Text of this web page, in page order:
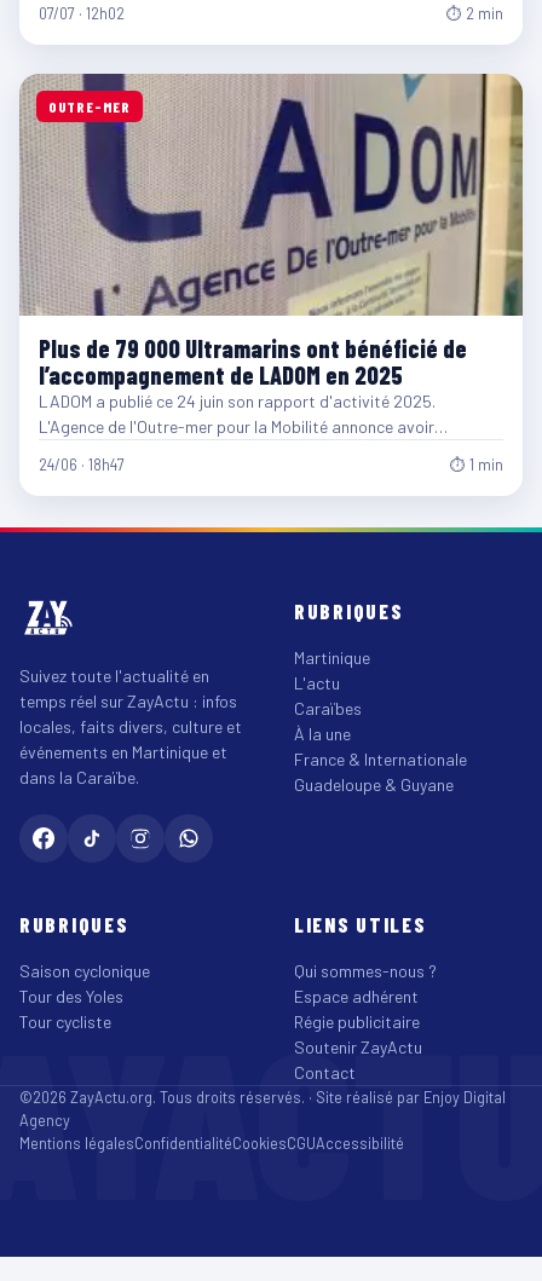
07/07 · 12h02 ⏱ 2 min
OUTRE-MER
Plus de 79 000 Ultramarins ont bénéficié de
l’accompagnement de LADOM en 2025
LADOM a publié ce 24 juin son rapport d'activité 2025.
L'Agence de l'Outre-mer pour la Mobilité annonce avoir…
24/06 · 18h47 ⏱ 1 min
Suivez toute l'actualité en
temps réel sur ZayActu : infos
locales, faits divers, culture et
événements en Martinique et
dans la Caraïbe.
RUBRIQUES
Martinique
L'actu
Caraïbes
À la une
France & Internationale
Guadeloupe & Guyane
RUBRIQUES
Saison cyclonique
Tour des Yoles
Tour cycliste
LIENS UTILES
Qui sommes-nous ?
Espace adhérent
Régie publicitaire
Soutenir ZayActu
Contact
©2026 ZayActu.org. Tous droits réservés. · Site réalisé par Enjoy Digital
Agency
Mentions légalesConfidentialitéCookiesCGUAccessibilité